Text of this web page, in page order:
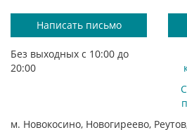
Написать письмо
Без выходных с 10:00 до
20:00
м. Новокосино, Новогиреево,